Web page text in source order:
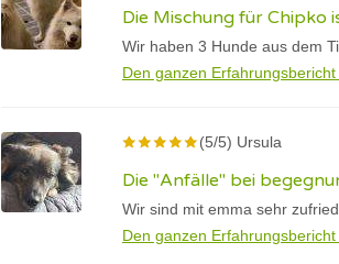
Die Mischung für Chipko
Wir haben 3 Hunde aus dem
Den ganzen Erfahrungsbericht
(5/5) Ursula
Die "Anfälle" bei
Wir sind mit emma sehr
Den ganzen Erfahrungsbericht